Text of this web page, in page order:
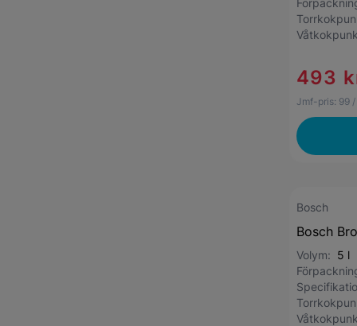
493
Jmf-pris: 99
Bosch
Bosch
Volym: 5 l